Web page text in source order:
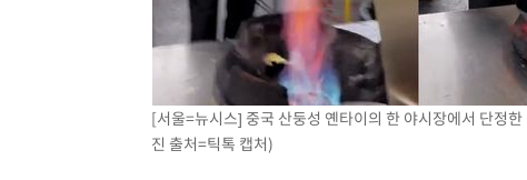
'낮 최고 39도' 불볕더위…한밤 열대야도 계속[내일날씨]
[속보]7~9일 프로야구 3연전도 폭염 취소…11일 재개
"韓 외환시장 개입 관측 배경엔 美의 대한국 무역적자 있어"
'월드컵 탈락 후폭풍' 축구협회…초유의 압수수색에 '충격·당황'
서울 낮 37.9도, 올여름 최고치 경신…영등포 순간 '40도'
[서울=뉴시스] 중국 산둥성 옌타이의 한 야시장에서 단정
진 출처=틱톡 캡처)